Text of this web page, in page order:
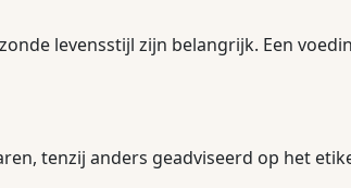
levensstijl zijn belangrijk. Een
tenzij anders geadviseerd op het